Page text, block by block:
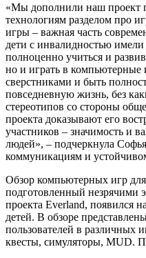
«Мы дополнили наш
технологиям разделом про
игры – важная часть
дети с инвалидностью
полноценно учиться и
но и играть в
сверстниками и быть
повседневную жизнь, без
стереотипов со стороны
проекта доказывают его
участников – значимость и
людей», – подчеркнула
коммуникациям и
Обзор компьютерных игр
подготовленный незрячими
проекта Everland, появился
детей. В обзоре
пользователей в различных
квесты, симуляторы, MUD.